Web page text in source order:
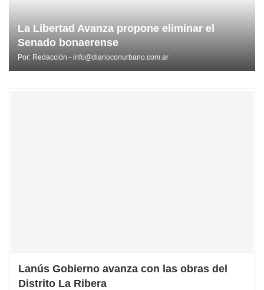
La Libertad Avanza propone eliminar el
Senado bonaerense
Por: Redacción - info@diarioconurbano.com.ar
Lanús Gobierno avanza con las obras del
Distrito La Ribera